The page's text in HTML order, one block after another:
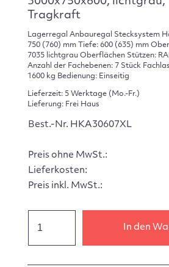
Tragkraft
Lagerregal Anbauregal Stecksystem
750 (760) mm Tiefe: 600 (635) mm
7035 lichtgrau Oberflächen Stützen:
Anzahl der Fachebenen: 7 Stück
1600 kg Bedienung: Einseitig
Lieferzeit: 5 Werktage (Mo.-Fr.)
Lieferung: Frei Haus
Best.-Nr. HKA30607XL
Preis ohne MwSt.:
Lieferkosten:
Preis inkl. MwSt.:
In den